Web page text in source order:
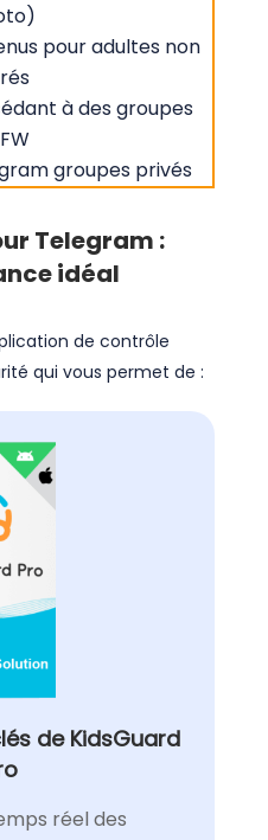
pour adultes non
à des groupes
groupes privés
Telegram :
idéal
de contrôle
qui vous permet de :
de KidsGuard
réel des